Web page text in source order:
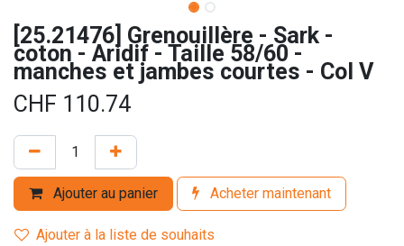
[25.21476] Grenouillère - Sark -
coton - Aridif - Taille 58/60 -
manches et jambes courtes - Col V
CHF 110.74
Ajouter au panier Acheter maintenant
Ajouter à la liste de souhaits